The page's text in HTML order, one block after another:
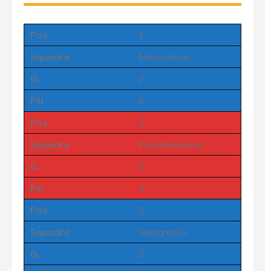
Pos
1
Squadra
Maceratese
G.
2
Pti
6
Pos
2
Squadra
Passatempese
G.
2
Pti
3
Pos
3
Squadra
Veregrense
G.
2